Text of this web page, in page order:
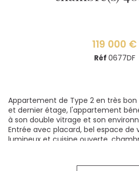
119 000 €
Réf 0677DF
Appartement de Type 2 en très
et dernier étage, l'appartement
à son double vitrage et son
Entrée avec placard, bel espace de
lumineux et cuisine ouverte,
Proche des facultés de Sciences et